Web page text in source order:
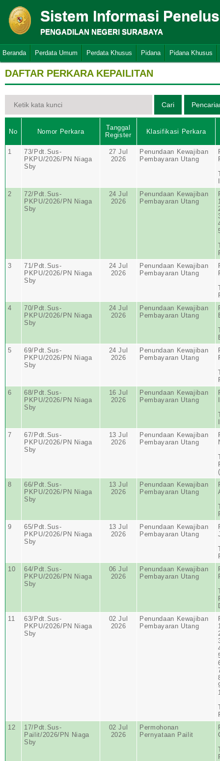
Sistem Informasi
PENGADILAN NEGERI SURABAYA
Beranda Perdata Umum Perdata Khusus Pidana Pidana Khusus
DAFTAR PERKARA KEPAILITAN
No Nomor Perkara
Tanggal
Register
Klasifikasi Perkara
1
73/Pdt.Sus-
PKPU/2026/PN Niaga
Sby
27 Jul
2026
Penundaan Kewajiban
Pembayaran Utang
2
72/Pdt.Sus-
PKPU/2026/PN Niaga
Sby
24 Jul
2026
Penundaan Kewajiban
Pembayaran Utang
3
71/Pdt.Sus-
PKPU/2026/PN Niaga
Sby
24 Jul
2026
Penundaan Kewajiban
Pembayaran Utang
4
70/Pdt.Sus-
PKPU/2026/PN Niaga
Sby
24 Jul
2026
Penundaan Kewajiban
Pembayaran Utang
5
69/Pdt.Sus-
PKPU/2026/PN Niaga
Sby
24 Jul
2026
Penundaan Kewajiban
Pembayaran Utang
6
68/Pdt.Sus-
PKPU/2026/PN Niaga
Sby
16 Jul
2026
Penundaan Kewajiban
Pembayaran Utang
7
67/Pdt.Sus-
PKPU/2026/PN Niaga
Sby
13 Jul
2026
Penundaan Kewajiban
Pembayaran Utang
8
66/Pdt.Sus-
PKPU/2026/PN Niaga
Sby
13 Jul
2026
Penundaan Kewajiban
Pembayaran Utang
9
65/Pdt.Sus-
PKPU/2026/PN Niaga
Sby
13 Jul
2026
Penundaan Kewajiban
Pembayaran Utang
10
64/Pdt.Sus-
PKPU/2026/PN Niaga
Sby
06 Jul
2026
Penundaan Kewajiban
Pembayaran Utang
11
63/Pdt.Sus-
PKPU/2026/PN Niaga
Sby
02 Jul
2026
Penundaan Kewajiban
Pembayaran Utang
12
17/Pdt.Sus-
Pailit/2026/PN Niaga
Sby
02 Jul
2026
Permohonan
Pernyataan Pailit